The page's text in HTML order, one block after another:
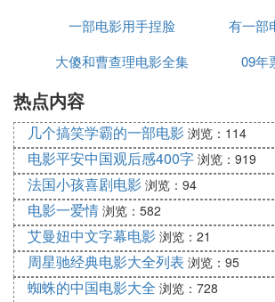
一部电影用手捏脸
有一部
大傻和曹查理电影全集 09年
热点内容
几个搞笑学霸的一部电影 浏览：114
电影平安中国观后感400字 浏览：919
法国小孩喜剧电影 浏览：94
电影一爱情 浏览：582
艾曼妞中文字幕电影 浏览：21
周星驰经典电影大全列表 浏览：95
蜘蛛的中国电影大全 浏览：728